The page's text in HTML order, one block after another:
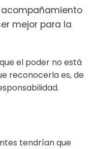
acompañamiento
mejor para la
el poder no está
reconocerla es, de
tendrían que